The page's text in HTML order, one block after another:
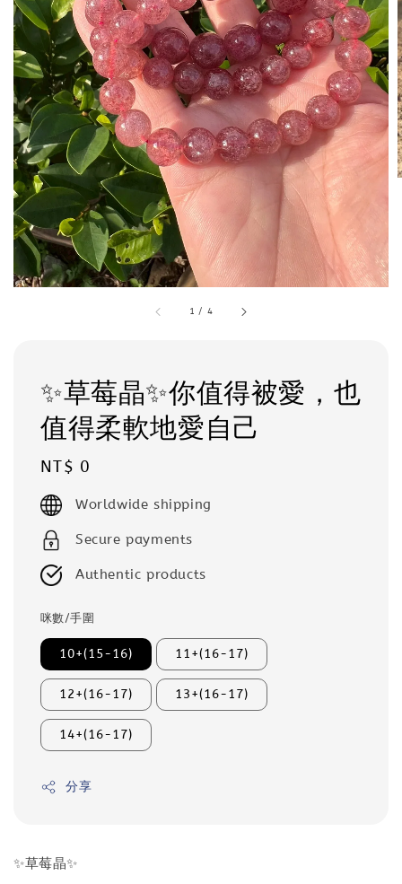
1 / 4
✨草莓晶✨你值得被愛，也
值得柔軟地愛自己
Regular
price
NT$ 0
Worldwide shipping
Secure payments
Authentic products
咪數/手圍
10+(15-16) 11+(16-17)
12+(16-17) 13+(16-17)
14+(16-17)
分享
✨草莓晶✨